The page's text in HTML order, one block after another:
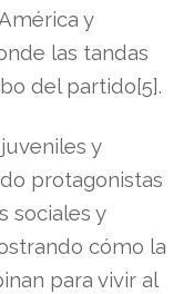
y
las tandas
del partido[5].
y
protagonistas
sociales y
cómo la
para vivir al